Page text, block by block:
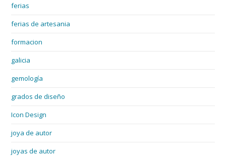
ferias
ferias de artesania
formacion
galicia
gemología
grados de diseño
Icon Design
joya de autor
joyas de autor